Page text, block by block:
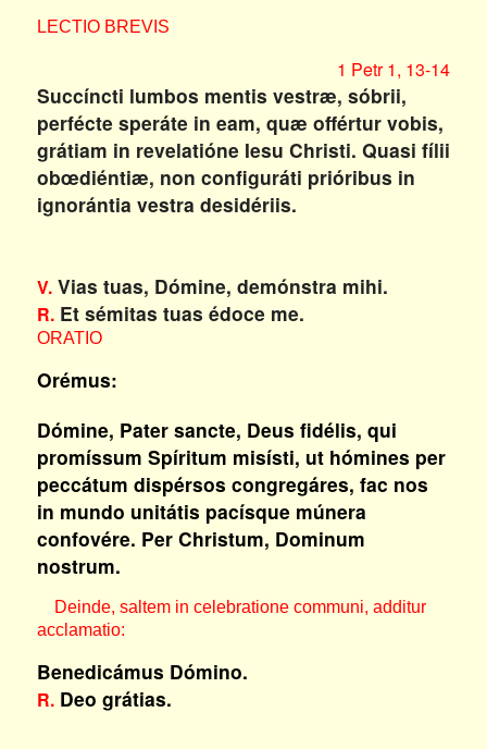
LECTIO BREVIS
1 Petr 1, 13-14
Succíncti lumbos mentis vestræ, sóbrii,
perfécte speráte in eam, quæ offértur vobis,
grátiam in revelatióne Iesu Christi. Quasi fílii
obœdiéntiæ, non configuráti prióribus in
ignorántia vestra desidériis.
V.Vias tuas, Dómine, demónstra mihi.
R.Et sémitas tuas édoce me.
ORATIO
Orémus:
Dómine, Pater sancte, Deus fidélis, qui
promíssum Spíritum misísti, ut hómines per
peccátum dispérsos congregáres, fac nos
in mundo unitátis pacísque múnera
confovére. Per Christum, Dominum
nostrum.
Deinde, saltem in celebratione communi, additur
acclamatio:
Benedicámus Dómino.
R.Deo grátias.